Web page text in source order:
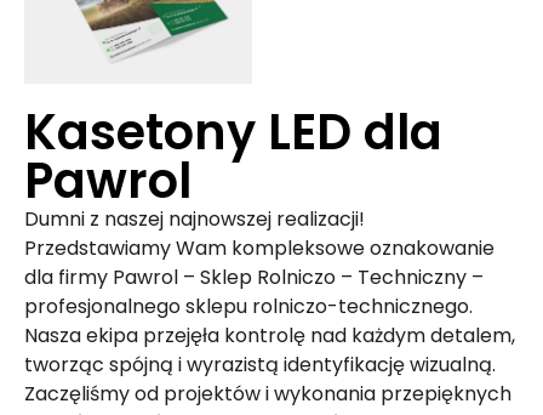
Kasetony LED dla
Pawrol
Dumni z naszej najnowszej realizacji!
Przedstawiamy Wam kompleksowe oznakowanie
dla firmy Pawrol – Sklep Rolniczo – Techniczny –
profesjonalnego sklepu rolniczo-technicznego.
Nasza ekipa przejęła kontrolę nad każdym detalem,
tworząc spójną i wyrazistą identyfikację wizualną.
Zaczęliśmy od projektów i wykonania przepięknych